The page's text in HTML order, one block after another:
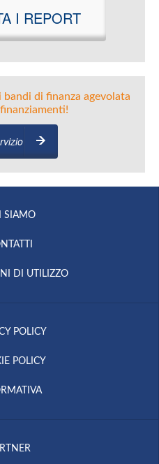
I REPORT
di finanza agevolata
SIAMO
DI UTILIZZO
POLICY
POLICY